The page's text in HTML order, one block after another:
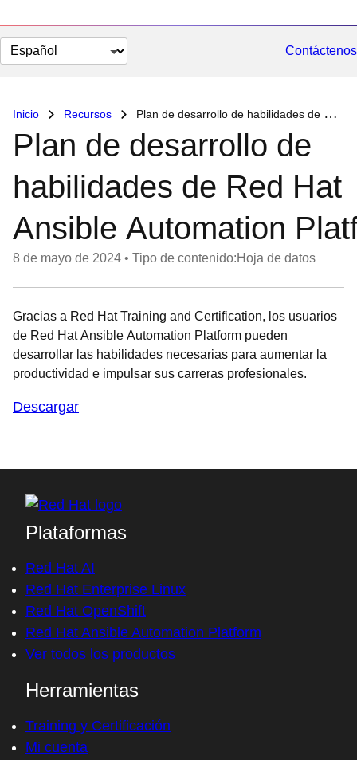
Cambiar
el
Contáctenos
Inicio Recursos Plan de desarrollo de habilidades de Red Hat Ansible Automation Platform
Plan de desarrollo de
habilidades de Red Hat
Ansible Automation
8 de mayo de 2024 • Tipo de contenido:Hoja de datos
Gracias a Red Hat Training and Certification, los usuarios
de Red Hat Ansible Automation Platform pueden
desarrollar las habilidades necesarias para aumentar la
productividad e impulsar sus carreras profesionales.
Descargar
Plataformas
Red Hat AI
Red Hat Enterprise Linux
Red Hat OpenShift
Red Hat Ansible Automation Platform
Ver todos los productos
Herramientas
Training y Certificación
Mi cuenta